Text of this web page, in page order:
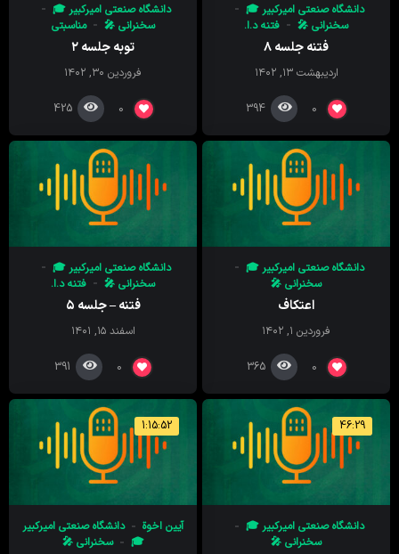
دانشگاه صنعتی امیرکبیر 🎓
سخنرانی 🎤
فتنه د.ا.
فتنه جلسه ۸
اردیبهشت ۱۳, ۱۴۰۲
0
394
دانشگاه صنعتی امیرکبیر 🎓
سخنرانی 🎤
مناسبتی
توبه جلسه ۲
فروردین ۳۰, ۱۴۰۲
0
425
دانشگاه صنعتی امیرکبیر 🎓
سخنرانی 🎤
اعتکاف
فروردین ۱, ۱۴۰۲
0
365
دانشگاه صنعتی امیرکبیر 🎓
سخنرانی 🎤
فتنه د.ا.
فتنه – جلسه ۵
اسفند ۱۵, ۱۴۰۱
0
391
46:29
دانشگاه صنعتی امیرکبیر 🎓
سخنرانی 🎤
1:15:52
آیین اخوة
دانشگاه صنعتی امیرکبیر
🎓
سخنرانی 🎤